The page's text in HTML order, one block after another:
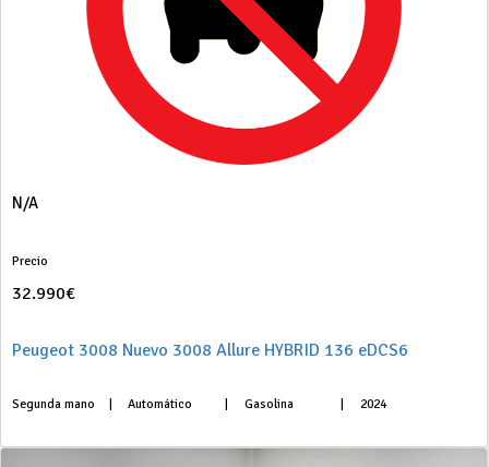
N/A
Precio
32.990€
Peugeot 3008 Nuevo 3008 Allure HYBRID 136 eDCS6
Segunda mano Automático Gasolina 2024